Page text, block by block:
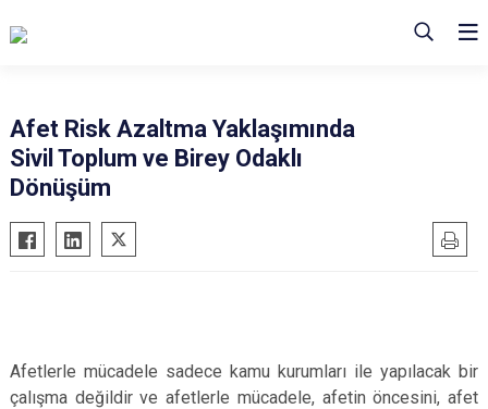
Afet Risk Azaltma Yaklaşımında
Sivil Toplum ve Birey Odaklı
Dönüşüm
Afetlerle mücadele sadece kamu kurumları ile yapılacak bir
çalışma değildir ve afetlerle mücadele, afetin öncesini, afet